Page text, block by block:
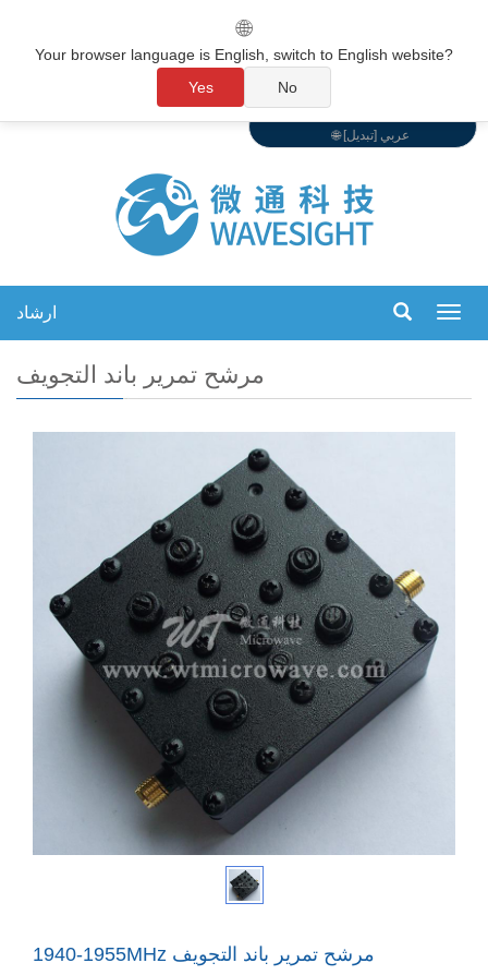
🌐 عربي [تبديل]
تبديل
ارشاد
مرشح تمرير باند التجويف
1940-1955MHz مرشح تمرير باند التجويف
🌐
Your browser language is English, switch to English website?
Yes
No